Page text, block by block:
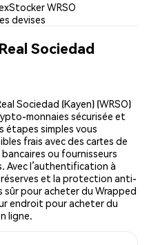
Stocker WRSO
devises
Sociedad
Sociedad (Kayen) (WRSO)
monnaies sécurisée et
étapes simples vous
frais avec des cartes de
ou fournisseurs
Avec l’authentification à
réserves et la protection anti-
sûr pour acheter du Wrapped
endroit pour acheter du
ligne.